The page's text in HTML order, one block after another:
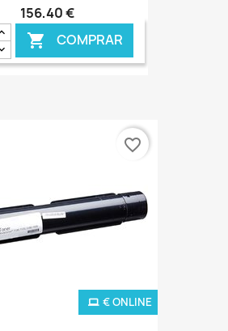
156,40 €
 COMPRAR
€ ONLINE
favorite_border